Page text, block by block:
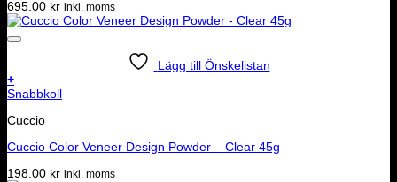
695.00 kr inkl. moms
Lägg till Önskelistan
+
Snabbkoll
Cuccio
Cuccio Color Veneer Design Powder – Clear 45g
198.00 kr inkl. moms